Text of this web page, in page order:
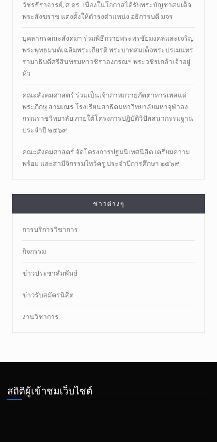
วัชรธีราจารย์, ศ.ดร. เนื่องในโอกาสได้รับพระบัญชาสมเด็จ
พระสังฆราช แต่งตั้งให้ดำรงตำแหน่ง อธิการบดี มจร
บุคลากรคณะสังคมฯ ร่วมพิธีถวายพระพรชัยมงคลและเจริญ
พระพุทธมนต์เฉลิมพระเกียรติ พระบาทสมเด็จพระปรเมนทร
รามาธิบดีศรีสินทรมหาวชิราลงกรณฯ พระวชิรเกล้าเจ้าอยู่
หัว
คณะสังคมศาสตร์ ร่วมเป็นเจ้าภาพถวายภัตตาหารเพลแด่
พระภิกษุ สามเณร โรงเรียนสาธิตมหาวิทยาลัยมหาจุฬาลง
กรณราชวิทยาลัย ภายใต้โครงการปฏิบัติวิปัสสนากรรมฐาน
ประจำปี ๒๕๖๙
คณะสังคมศาสตร์ จัดโครงการปฐมนิเทศนิสิต เตรียมความ
พร้อม และสามีจิกรรมไหว้ครู ประจำปีการศึกษา ๒๕๖๙
ข่าวต่างๆ
การบริการวิชาการ
กิจกรรม
ข่าวประชาสัมพันธ์
ข่าวรับสมัครนิสิต
งานวิชาการ
สถิติผู้เข้าชมเว็บไซต์